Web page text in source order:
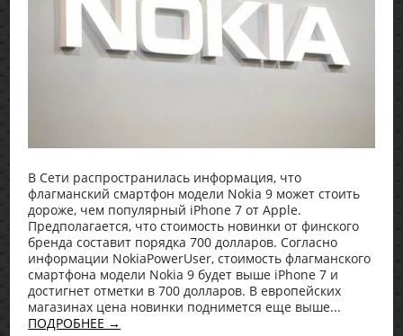
В Сети распространилась информация, что
флагманский смартфон модели Nokia 9 может стоить
дороже, чем популярный iPhone 7 от Apple.
Предполагается, что стоимость новинки от финского
бренда составит порядка 700 долларов. Согласно
информации NokiaPowerUser, стоимость флагманского
смартфона модели Nokia 9 будет выше iPhone 7 и
достигнет отметки в 700 долларов. В европейских
магазинах цена новинки поднимется еще выше...
ПОДРОБНЕЕ →